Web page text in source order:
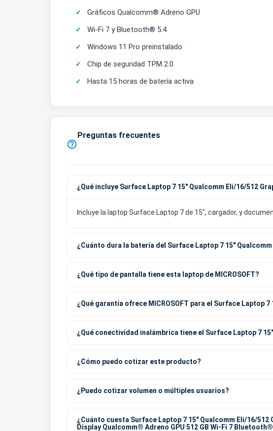
Gráficos Qualcomm® Adreno GPU
Wi-Fi 7 y Bluetooth® 5.4
Windows 11 Pro preinstalado
Chip de seguridad TPM 2.0
Hasta 15 horas de batería activa

Preguntas frecuentes
¿Qué incluye Surface Laptop 7 15" Qualcomm Eli/16/512
Incluye la laptop Surface Laptop 7 de 15", cargador, y
¿Cuánto dura la batería del Surface Laptop 7 15"
¿Qué tipo de pantalla tiene esta laptop de MICROSOFT?
¿Qué garantía ofrece MICROSOFT para el Surface Laptop
¿Qué conectividad inalámbrica tiene el Surface Laptop 7
¿Cómo puedo cotizar este producto?
¿Puedo cotizar volumen o múltiples usuarios?
¿Cuánto cuesta Surface Laptop 7 15" Qualcomm Eli/16/512
Display Qualcomm® Adreno GPU 512 GB Wi-Fi 7